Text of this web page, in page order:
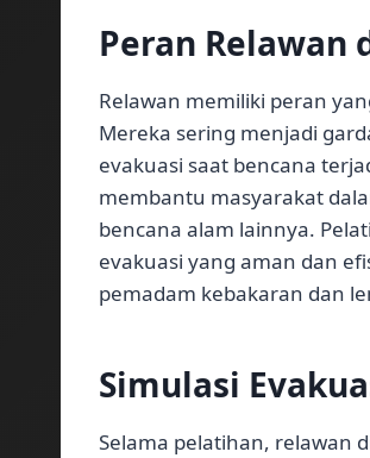
Peran Relawan
Relawan memiliki peran
Mereka sering menjadi
evakuasi saat bencana
membantu masyarakat
bencana alam lainnya.
evakuasi yang aman dan
pemadam kebakaran dan
Simulasi
Selama pelatihan, relawan